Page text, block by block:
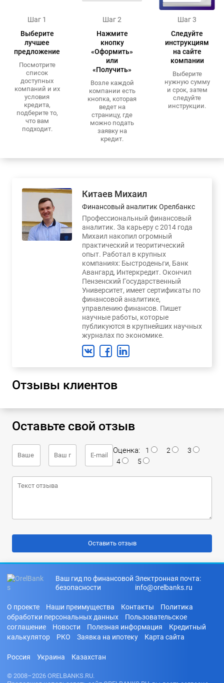
Шаг 1
Выберите
лучшее
предложение
Посмотрите
список
доступных
компаний и их
условия
кредита,
подберите то,
что вам
подходит.
Шаг 2
Нажмите
кнопку
«Оформить»
или
«Получить»
Возле каждой
компании есть
кнопка, которая
ведет на
страницу, где
можно подать
заявку на
кредит.
Шаг 3
Следуйте
инструкциям
на сайте
компании
Выберите
нужную сумму
и срок, затем
следуйте
инструкции.
Китаев Михаил
Финансовый аналитик Орелбанкс
Профессиональный финансовый
аналитик. За карьеру с 2014 года
Михаил накопил огромный
практический и теоритический
опыт. Работал в крупных
компаниях: Быстроденьги, Банк
Авангард, Интеркредит. Окончил
Пензенский Государственный
Университет, имеет сертификаты по
финансовой аналитике,
управлению финансов. Пишет
научные работы, которые
публикуются в крупнейших научных
журналах по экономике.
Отзывы клиентов
Оставьте свой отзыв
Оценка: 1 2
3
4
5
Ваш гид по финансовой
безопасности
Электронная почта:
info@orelbanks.ru
О проекте Наши преимущества Контакты
Политика
обработки персональных данных
Пользовательское
соглашение
Новости Полезная информация
Кредитный
калькулятор
РКО Заявка на ипотеку Карта сайта
Россия Украина Казахстан
© 2008–2026 ORELBANKS.RU.